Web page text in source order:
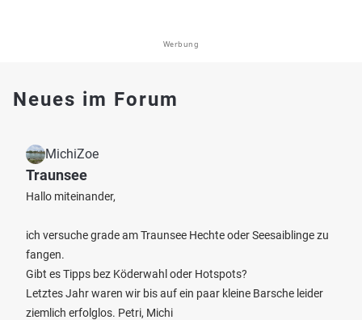
Werbung
Neues im Forum
MichiZoe
Traunsee
Hallo miteinander,
ich versuche grade am Traunsee Hechte oder Seesaiblinge zu
fangen.
Gibt es Tipps bez Köderwahl oder Hotspots?
Letztes Jahr waren wir bis auf ein paar kleine Barsche leider
ziemlich erfolglos. Petri, Michi